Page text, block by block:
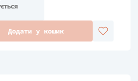
Додати у кошик